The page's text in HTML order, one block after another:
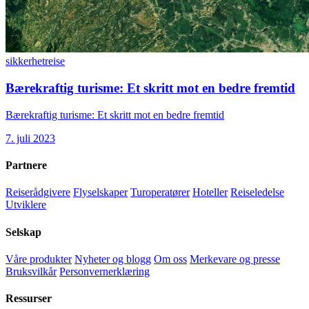
sikkerhetreise
Bærekraftig turisme: Et skritt mot en bedre fremtid
Bærekraftig turisme: Et skritt mot en bedre fremtid
7. juli 2023
Partnere
Reiserådgivere Flyselskaper Turoperatører Hoteller Reiseledelse
Utviklere
Selskap
Våre produkter Nyheter og blogg Om oss Merkevare og presse
Bruksvilkår Personvernerklæring
Ressurser